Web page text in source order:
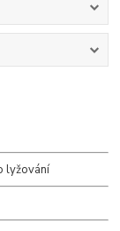
lyžování